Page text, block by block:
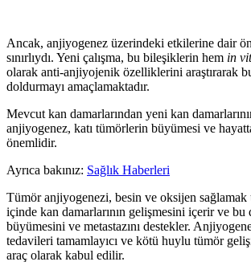
Ancak, anjiyogenez üzerindeki etkilerine dair
sınırlıydı. Yeni çalışma, bu bileşiklerin hem in
olarak anti-anjiyojenik özelliklerini araştırarak
doldurmayı amaçlamaktadır.
Mevcut kan damarlarından yeni kan
anjiyogenez, katı tümörlerin büyümesi ve
önemlidir.
Ayrıca bakınız: Sağlık Haberleri
Tümör anjiyogenezi, besin ve oksijen
içinde kan damarlarının gelişmesini içerir ve bu
büyümesini ve metastazını destekler.
tedavileri tamamlayıcı ve kötü huylu tümör
araç olarak kabul edilir.